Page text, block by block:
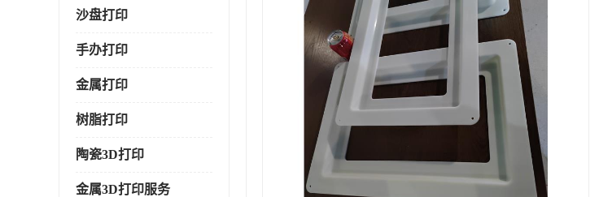
沙盘打印
手办打印
金属打印
树脂打印
陶瓷3D打印
金属3D打印服务